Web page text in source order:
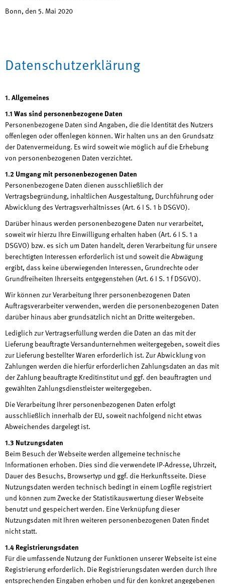
Bonn, den 5. Mai 2020
Datenschutzerklärung
1. Allgemeines
1.1 Was sind personenbezogene Daten
Personenbezogene Daten sind Angaben, die die Identität des Nutzers
offenlegen oder offenlegen können. Wir halten uns an den Grundsatz
der Datenvermeidung. Es wird soweit wie möglich auf die Erhebung
von personenbezogenen Daten verzichtet.
1.2 Umgang mit personenbezogenen Daten
Personenbezogene Daten dienen ausschließlich der
Vertragsbegründung, inhaltlichen Ausgestaltung, Durchführung oder
Abwicklung des Vertragsverhältnisses (Art. 6 I S. 1 b DSGVO).
Darüber hinaus werden personenbezogene Daten nur verarbeitet,
soweit wir hierzu Ihre Einwilligung erhalten haben (Art. 6 I S. 1 a
DSGVO) bzw. es sich um Daten handelt, deren Verarbeitung für unsere
berechtigten Interessen erforderlich ist und soweit die Abwägung
ergibt, dass keine überwiegenden Interessen, Grundrechte oder
Grundfreiheiten Ihrerseits entgegenstehen (Art. 6 I S. 1 f DSGVO).
Wir können zur Verarbeitung Ihrer personenbezogenen Daten
Auftragsverarbeiter verwenden, werden die personenbezogenen Daten
darüber hinaus aber grundsätzlich nicht an Dritte weitergeben.
Lediglich zur Vertragserfüllung werden die Daten an das mit der
Lieferung beauftragte Versandunternehmen weitergegeben, soweit dies
zur Lieferung bestellter Waren erforderlich ist. Zur Abwicklung von
Zahlungen werden die hierfür erforderlichen Zahlungsdaten an das mit
der Zahlung beauftragte Kreditinstitut und ggf. den beauftragten und
gewählten Zahlungsdienstleister weitergegeben.
Die Verarbeitung Ihrer personenbezogenen Daten erfolgt
ausschließlich innerhalb der EU, soweit nachfolgend nicht etwas
Abweichendes dargelegt ist.
1.3 Nutzungsdaten
Beim Besuch der Webseite werden allgemeine technische
Informationen erhoben. Dies sind die verwendete IP-Adresse, Uhrzeit,
Dauer des Besuchs, Browsertyp und ggf. die Herkunftsseite. Diese
Nutzungsdaten werden technisch bedingt in einem Logfile registriert
und können zum Zwecke der Statistikauswertung dieser Webseite
benutzt und gespeichert werden. Eine Verknüpfung dieser
Nutzungsdaten mit Ihren weiteren personenbezogenen Daten findet
nicht statt.
1.4 Registrierungsdaten
Für die umfassende Nutzung der Funktionen unserer Webseite ist eine
Registrierung erforderlich. Die Registrierungsdaten werden durch Ihre
entsprechenden Eingaben erhoben und für den konkret angegebenen